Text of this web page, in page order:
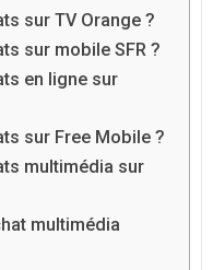
sur TV Orange ?
sur mobile SFR ?
en ligne sur
sur Free Mobile ?
multimédia sur
multimédia